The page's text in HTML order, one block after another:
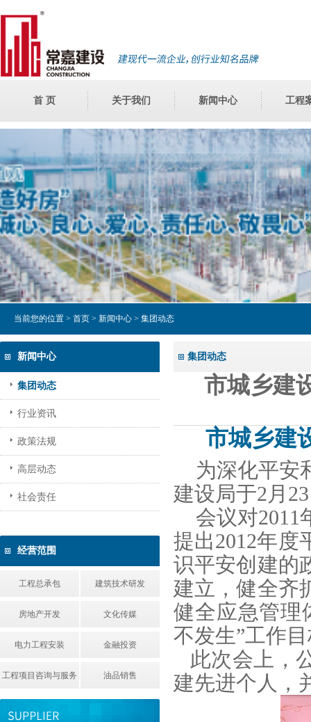
首 页 关于我们 新闻中心 工程
当前您的位置 > 首页 > 新闻中心 > 集团动态
新闻中心
集团动态
行业资讯
政策法规
高层动态
社会责任
经营范围
工程总承包 建筑技术研发
房地产开发 文化传媒
电力工程安装 金融投资
工程项目咨询与服务 油品销售
集团动态
市城乡建
市城乡建
为深化平安
建设局于2月
会议对2011
提出2012年度
识平安创建的
建立，健全齐
健全应急管理
不发生”工作
此次会上，
建先进个人，